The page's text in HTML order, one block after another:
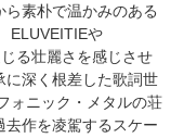
素朴で温かみのある
ELUVEITIEや
る壮麗さを感じさせ
に深く根差した歌詞世
ォニック・メタルの荘
去作を凌駕するスケー